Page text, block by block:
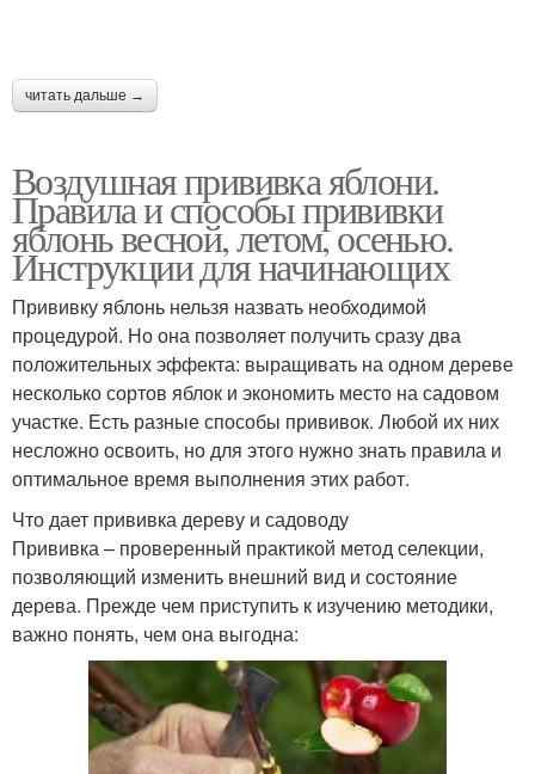
читать дальше →
Воздушная прививка яблони.
Правила и способы прививки
яблонь весной, летом, осенью.
Инструкции для начинающих
Прививку яблонь нельзя назвать необходимой
процедурой. Но она позволяет получить сразу два
положительных эффекта: выращивать на одном дереве
несколько сортов яблок и экономить место на садовом
участке. Есть разные способы прививок. Любой их них
несложно освоить, но для этого нужно знать правила и
оптимальное время выполнения этих работ.
Что дает прививка дереву и садоводу
Прививка – проверенный практикой метод селекции,
позволяющий изменить внешний вид и состояние
дерева. Прежде чем приступить к изучению методики,
важно понять, чем она выгодна: